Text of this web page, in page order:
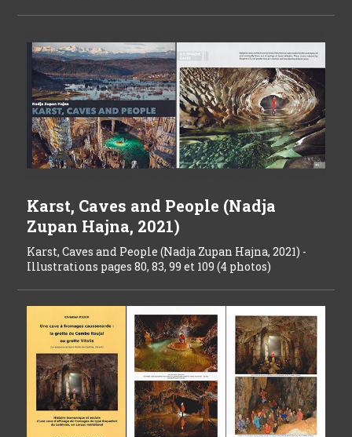
Karst, Caves and People (Nadja
Zupan Hajna, 2021)
Karst, Caves and People (Nadja Zupan Hajna, 2021) -
Illustrations pages 80, 83, 99 et 109 (4 photos)